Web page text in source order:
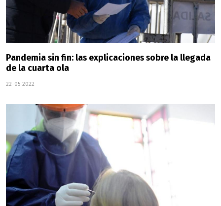
Pandemia sin fin: las explicaciones sobre la llegada
de la cuarta ola
22-05-2022